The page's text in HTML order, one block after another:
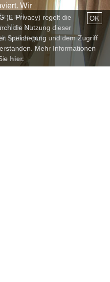
Wir
mit
Hier im
sicher gut
OK
(E-Privacy) regelt die
die Nutzung dieser
Speicherung und dem Zugriff
Mehr Informationen
hier.